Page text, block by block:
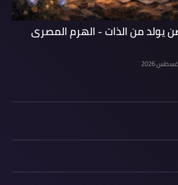
من الذات - الهرم المصرى